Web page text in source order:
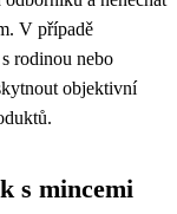
V případě
rodinou nebo
objektivní
s mincemi